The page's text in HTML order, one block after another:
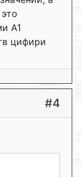
А1
цифири
#4